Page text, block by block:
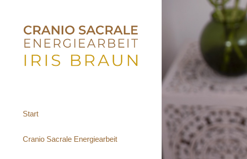
Start
Cranio Sacrale Energiearbeit